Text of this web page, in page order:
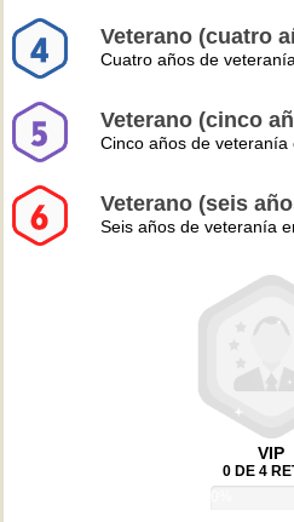
Veterano (cuatro
Cuatro años de
Veterano (cinco
Cinco años de veteranía
Veterano (seis
Seis años de veteranía
VIP
0 DE 4